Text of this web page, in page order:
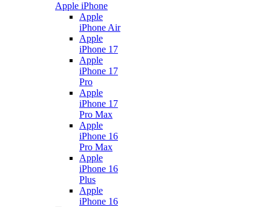
Apple iPhone
Apple
iPhone Air
Apple
iPhone 17
Apple
iPhone 17
Pro
Apple
iPhone 17
Pro Max
Apple
iPhone 16
Pro Max
Apple
iPhone 16
Plus
Apple
iPhone 16